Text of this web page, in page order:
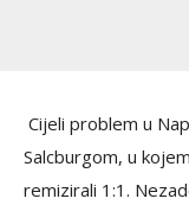
Cijeli problem u
Salcburgom, u
remizirali 1:1.